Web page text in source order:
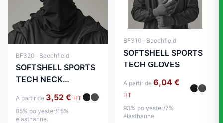
BF320 · Beechfield
SOFTSHELL SPORTS
TECH NECK
A partir de 3,52 € HT
85% polyester/15%
élasthanne.
BF310 · Beechfield
SOFTSHELL SPORTS
TECH GLOVES
A partir de 6,04 €
HT
93% polyester/7%
élasthanne.